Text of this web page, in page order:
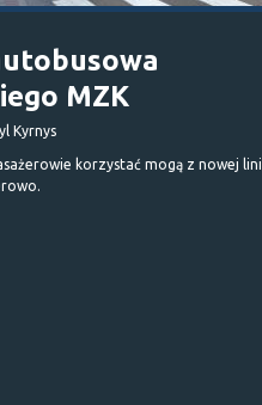
MZK
Kyrnys
korzystać mogą z nowej